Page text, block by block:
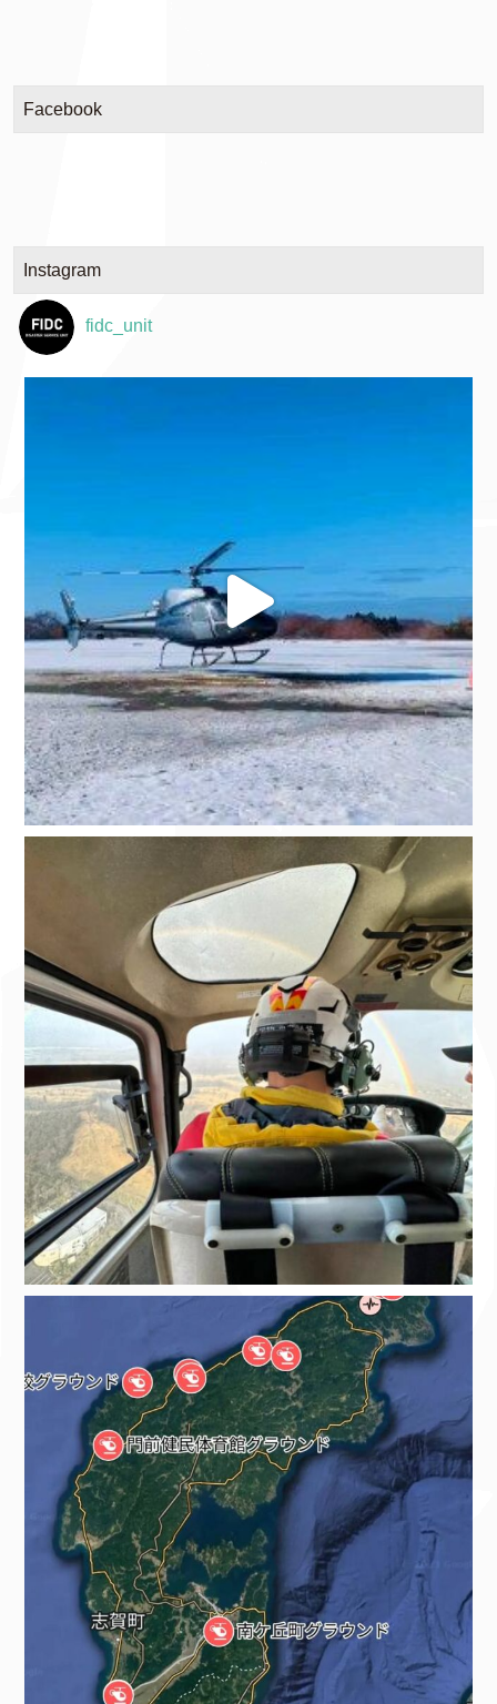
Facebook
Instagram
fidc_unit